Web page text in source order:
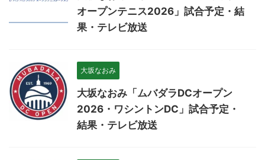
オープンテニス2026」試合予定・結
果・テレビ放送
大坂なおみ
大坂なおみ「ムバダラDCオープン
2026・ワシントンDC」試合予定・
結果・テレビ放送